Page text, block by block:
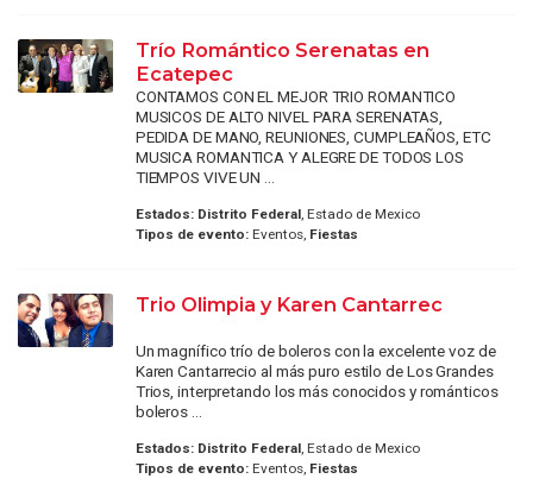
Trío Romántico Serenatas en
Ecatepec
CONTAMOS CON EL MEJOR TRIO ROMANTICO
MUSICOS DE ALTO NIVEL PARA SERENATAS,
PEDIDA DE MANO, REUNIONES, CUMPLEAÑOS, ETC
MUSICA ROMANTICA Y ALEGRE DE TODOS LOS
TIEMPOS VIVE UN ...
Estados: Distrito Federal, Estado de Mexico
Tipos de evento:Eventos, Fiestas
Trio Olimpia y Karen Cantarrec
Un magnífico trío de boleros con la excelente voz de
Karen Cantarrecio al más puro estilo de Los Grandes
Trios, interpretando los más conocidos y románticos
boleros ...
Estados: Distrito Federal, Estado de Mexico
Tipos de evento:Eventos, Fiestas